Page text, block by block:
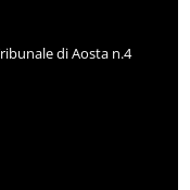
di Aosta n.4